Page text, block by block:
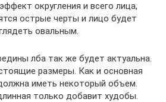
округления и всего лица,
острые черты и лицо будет
овальным.
лба так же будет актуальна.
размеры. Как и основная
иметь некоторый объем.
только добавит худобы.